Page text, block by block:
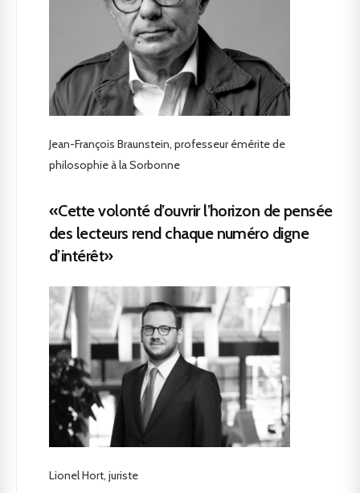
Jean-François Braunstein, professeur émérite de
philosophie à la Sorbonne
«Cette volonté d’ouvrir l’horizon de pensée
des lecteurs rend chaque numéro digne
d’intérêt»
Lionel Hort, juriste